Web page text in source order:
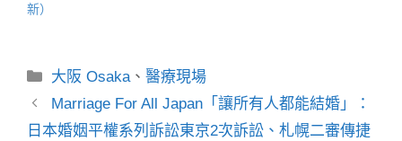
新）
分
類
大阪 Osaka、醫療現場
Marriage For All Japan「讓所有人都能結婚」：
日本婚姻平權系列訴訟東京2次訴訟、札幌二審傳捷